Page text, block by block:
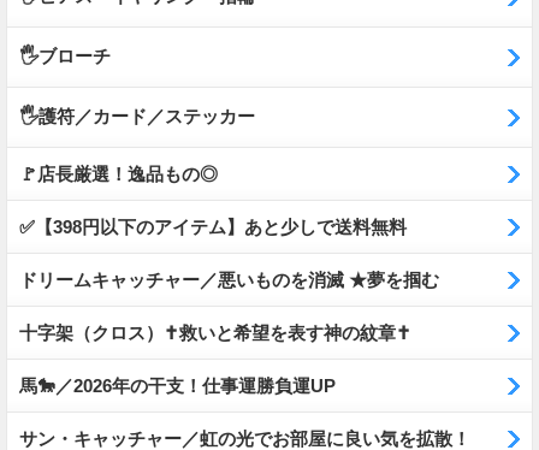
🖐️ブローチ
🖐️護符／カード／ステッカー
🚩店長厳選！逸品もの◎
✅【398円以下のアイテム】あと少しで送料無料
ドリームキャッチャー／悪いものを消滅 ★夢を掴む
十字架（クロス）✝救いと希望を表す神の紋章✝
馬🐎／2026年の干支！仕事運勝負運UP
サン・キャッチャー／虹の光でお部屋に良い気を拡散！